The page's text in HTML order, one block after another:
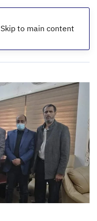
Skip to main content
الرئيسية